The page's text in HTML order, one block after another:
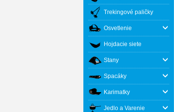
Trekingové paličky
Osvetlenie
Hojdacie siete
Stany
Spacáky
Karimatky
Jedlo a Varenie